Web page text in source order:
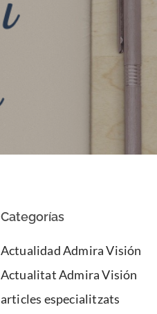
Categorías
Actualidad Admira Visión
Actualitat Admira Visión
articles especialitzats